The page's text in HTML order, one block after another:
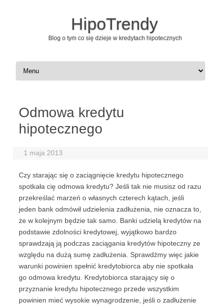
HipoTrendy
Blog o tym co się dzieje w kredytach hipotecznych
Skip to content
Odmowa kredytu
hipotecznego
1 maja 2013
Czy starając się o zaciągnięcie kredytu hipotecznego
spotkała cię odmowa kredytu? Jeśli tak nie musisz od razu
przekreślać marzeń o własnych czterech kątach, jeśli
jeden bank odmówił udzielenia zadłużenia, nie oznacza to,
że w kolejnym będzie tak samo. Banki udzielą kredytów na
podstawie zdolności kredytowej, wyjątkowo bardzo
sprawdzają ją podczas zaciągania kredytów hipoteczny ze
względu na dużą sumę zadłużenia. Sprawdźmy więc jakie
warunki powinien spełnić kredytobiorca aby nie spotkała
go odmowa kredytu. Kredytobiorca starający się o
przyznanie kredytu hipotecznego przede wszystkim
powinien mieć wysokie wynagrodzenie, jeśli o zadłużenie